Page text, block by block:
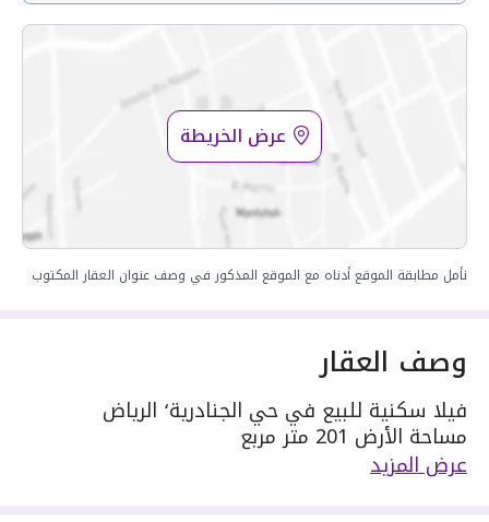
عرض الخريطة
نأمل مطابقة الموقع أدناه مع الموقع المذكور في وصف عنوان العقار المكتوب
وصف العقار
فيلا سكنية للبيع في حي الجنادرية٬ الرياض
مساحة الأرض 201 متر مربع
يحدها 1 شارع: شرقية٬ بعرض 15 م
مكونة من: 9 غرف
عرض المزيد